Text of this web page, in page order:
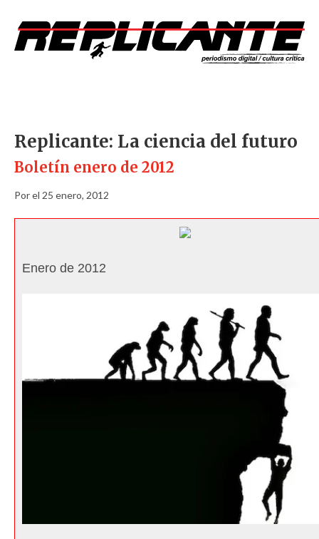
Replicante: La ciencia del futuro
Boletín enero de 2012
Por el 25 enero, 2012
Enero de 2012